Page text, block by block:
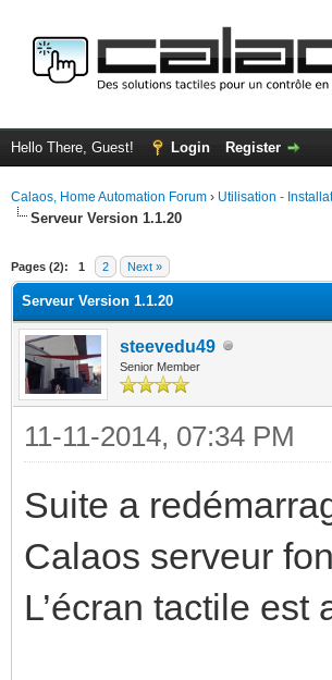
Hello There, Guest! Login Register
Calaos, Home Automation Forum › Utilisation -
Serveur Version 1.1.20
Pages (2): 1 2 Next »
Serveur Version 1.1.20
steevedu49
Senior Member
11-11-2014, 07:34 PM
Suite a
Calaos serveur
L’écran tactile est